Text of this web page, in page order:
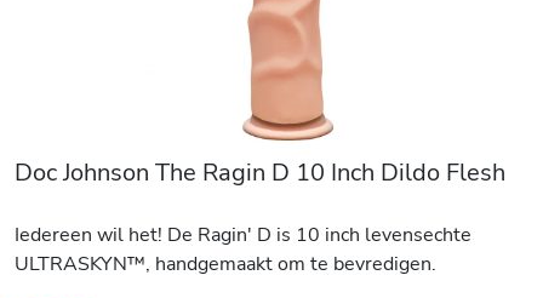
Doc Johnson The Ragin D 10 Inch Dildo Flesh
Iedereen wil het! De Ragin' D is 10 inch levensechte
ULTRASKYN™, handgemaakt om te bevredigen.